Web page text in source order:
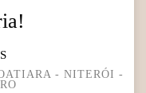
- NITERÓI -